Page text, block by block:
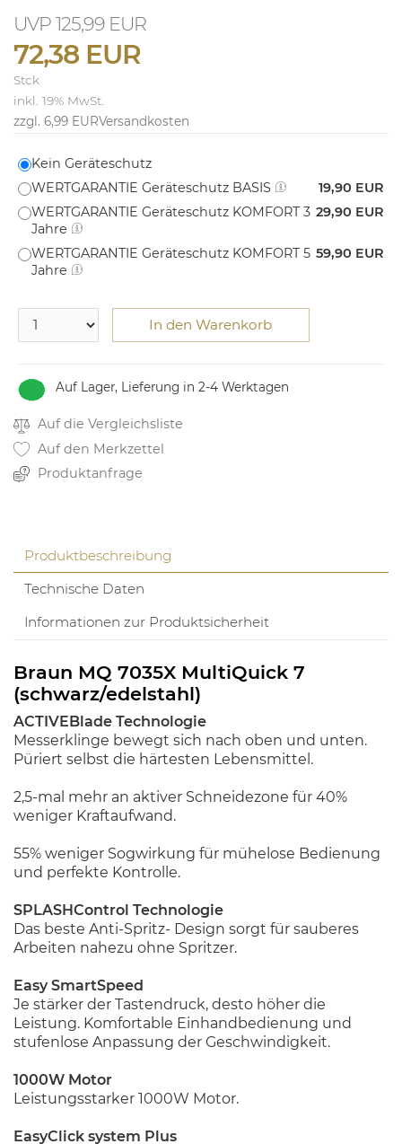
125,99 EUR
72,38 EUR
Stck
inkl. 19% MwSt.
zzgl. 6,99 EURVersandkosten
Auf Lager, Lieferung in 2-4 Werktagen
Kein Geräteschutz
WERTGARANTIE Geräteschutz BASIS
19,90 EUR
WERTGARANTIE Geräteschutz KOMFORT 3
Jahre
29,90 EUR
WERTGARANTIE Geräteschutz KOMFORT 5
Jahre
59,90 EUR
In den Warenkorb
Auf die Vergleichsliste
Auf den Merkzettel
Produktanfrage
Produktbeschreibung
Technische Daten
Informationen zur Produktsicherheit
Braun MQ 7035X MultiQuick 7
(schwarz/edelstahl)
ACTIVEBlade Technologie
Messerklinge bewegt sich nach oben und unten.
Püriert selbst die härtesten Lebensmittel.
2,5-mal mehr an aktiver Schneidezone für 40%
weniger Kraftaufwand.
55% weniger Sogwirkung für mühelose Bedienung
und perfekte Kontrolle.
SPLASHControl Technologie
Das beste Anti-Spritz- Design sorgt für sauberes
Arbeiten nahezu ohne Spritzer.
Easy SmartSpeed
Je stärker der Tastendruck, desto höher die
Leistung. Komfortable Einhandbedienung und
stufenlose Anpassung der Geschwindigkeit.
1000W Motor
Leistungsstarker 1000W Motor.
EasyClick system Plus